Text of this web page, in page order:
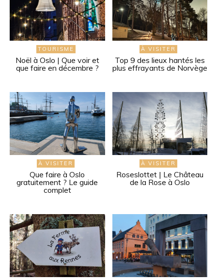
TOURISME
Noël à Oslo | Que voir et
que faire en décembre ?
À VISITER
Top 9 des lieux hantés les
plus effrayants de Norvège
À VISITER
Que faire à Oslo
gratuitement ? Le guide
complet
À VISITER
Roseslottet | Le Château
de la Rose à Oslo